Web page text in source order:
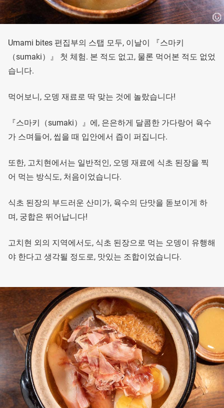
Umami bites 편집부의 스탭 모두, 이날이 『스마키
（sumaki）』 첫 체험. 본 적도 없고, 물론 먹어본 적도 없었
습니다.
먹어보니, 오뎅 재료로 딱 맞는 것에 놀랐습니다!
『스마키（sumaki）』에, 은은하게 달콤한 가다랑어 육수
가 스며들어, 씹을 때 입안에서 즙이 퍼집니다.
또한, 고치현에서는 일반적인, 오뎅 재료에 식초 된장을 찍
어 먹는 방식도, 처음이었습니다.
식초 된장의 부드러운 산미가, 육수의 단맛을 돋보이게 하
며, 궁합은 뛰어납니다!
고치현 외의 지역에서도, 식초 된장으로 먹는 오뎅이 유행해
야 한다고 생각될 정도로, 맛있는 조합이었습니다.